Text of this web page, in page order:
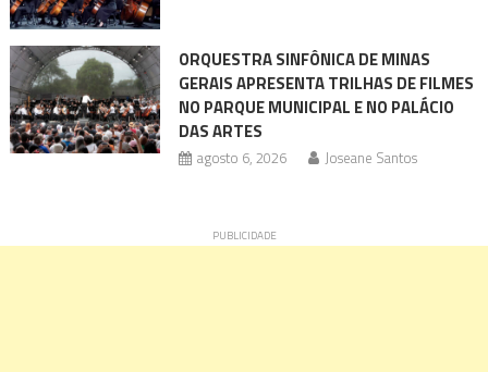
ORQUESTRA SINFÔNICA DE MINAS
GERAIS APRESENTA TRILHAS DE FILMES
NO PARQUE MUNICIPAL E NO PALÁCIO
DAS ARTES
agosto 6, 2026 Joseane Santos